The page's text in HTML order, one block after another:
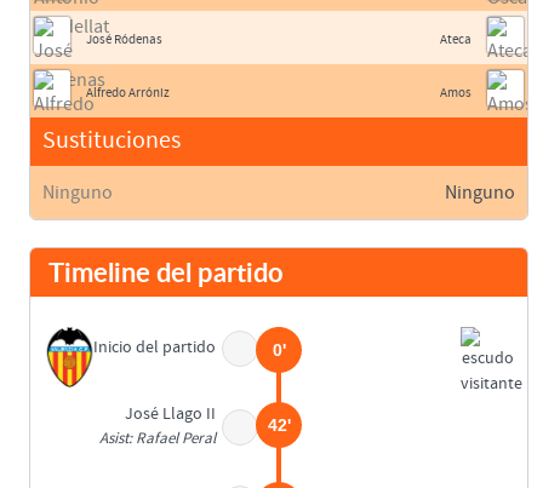
José Ródenas
Alfredo Arróniz
Sustituciones
Ninguno
Ateca
Amos
Ninguno
Timeline del partido
Inicio del partido 0'
José Llago II
Asist: Rafael Peral
42'